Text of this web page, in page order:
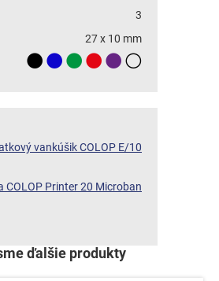
3
27 x 10 mm
vankúšik COLOP E/10
COLOP Printer 20 Microban
ďalšie produkty